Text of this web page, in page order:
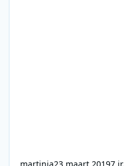
martinja23 maart 20197 jr.